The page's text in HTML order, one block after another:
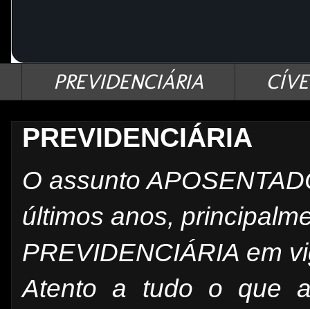
PREVIDENCIÁRIA
PREVIDENCIÁRIA
O assunto
últimos anos,
PREVIDENCIÁRIA em
Atento a tudo o que